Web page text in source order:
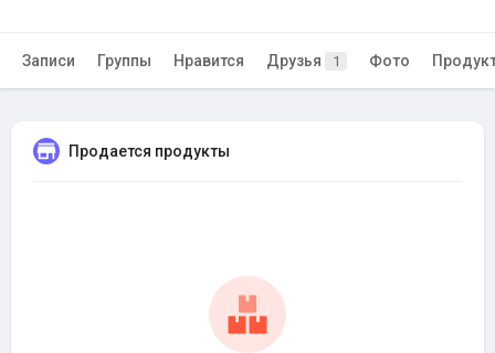
Записи Группы Нравится Друзья 1 Фото
Продается продукты